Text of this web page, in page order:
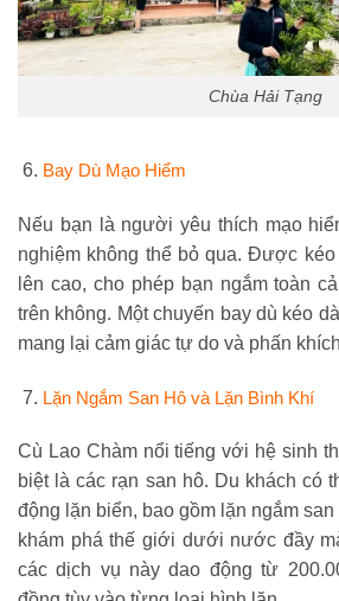
Chùa Hải Tạng
Bay Dù Mạo Hiểm
Nếu bạn là người yêu thích mạo
nghiệm không thể bỏ qua. Được
lên cao, cho phép bạn ngắm toàn
trên không. Một chuyến bay dù kéo
mang lại cảm giác tự do và phấn
Lặn Ngắm San Hô và Lặn Bình Khí
Cù Lao Chàm nổi tiếng với hệ sinh
biệt là các rạn san hô. Du khách có
động lặn biển, bao gồm lặn ngắm
khám phá thế giới dưới nước đầy
các dịch vụ này dao động từ